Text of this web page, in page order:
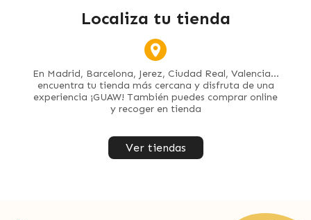
Localiza tu tienda
En Madrid, Barcelona, Jerez, Ciudad Real, Valencia...
encuentra tu tienda más cercana y disfruta de una
experiencia ¡GUAW! También puedes comprar online
y recoger en tienda
Ver tiendas